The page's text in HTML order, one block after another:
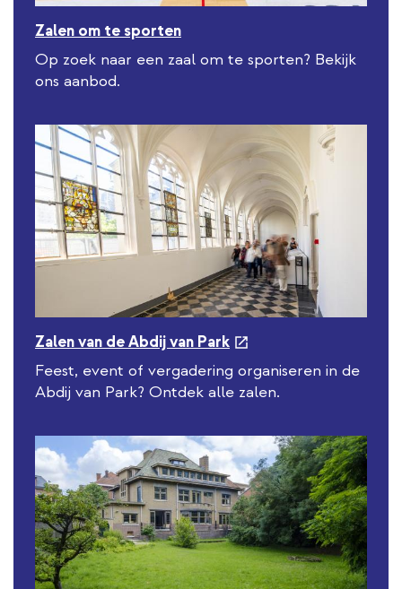
Zalen om te sporten
Op zoek naar een zaal om te sporten? Bekijk
ons aanbod.
Zalen van de Abdij van Park
e
x
t
n
a
l
l
i
n
k
Feest, event of vergadering organiseren in de
Abdij van Park? Ontdek alle zalen.